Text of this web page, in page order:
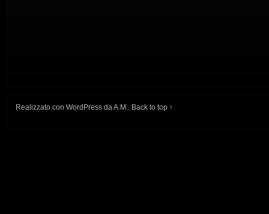
Realizzato con WordPress daA.M.. Back to top ↑